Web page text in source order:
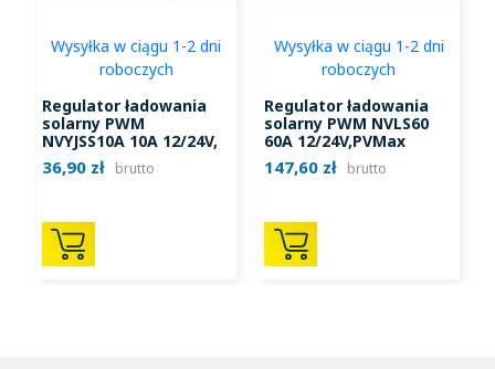
Wysyłka w ciągu 1-2 dni
roboczych
Regulator ładowania
solarny PWM
NVYJSS10A 10A 12/24V,
PV25V/50V LCD, USB
36,90 zł brutto
Wysyłka w ciągu 1-2 dni
roboczych
Regulator ładowania
solarny PWM NVLS60
60A 12/24V,PVMax
24V/48V LCD, Ah
147,60 zł brutto